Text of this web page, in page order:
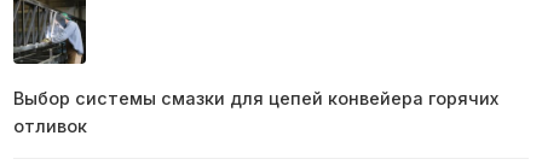
Выбор системы смазки для цепей конвейера горячих
отливок